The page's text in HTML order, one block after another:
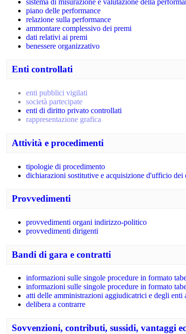
piano delle performance
relazione sulla performance
ammontare complessivo dei premi
dati relativi ai premi
benessere organizzativo
Enti controllati
enti pubblici vigilati
società partecipate
enti di diritto privato controllati
rappresentazione grafica
Attività e procedimenti
tipologie di procedimento
dichiarazioni sostitutive e acquisizione d'ufficio dei
Provvedimenti
provvedimenti organi indirizzo-politico
provvedimenti dirigenti
Bandi di gara e contratti
informazioni sulle singole procedure in formato
informazioni sulle singole procedure in formato
atti delle amministrazioni aggiudicatrici e degli
delibera a contrarre
Sovvenzioni, contributi, sussidi, vantaggi